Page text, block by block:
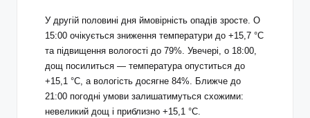
У другій половині дня ймовірність опадів зросте. О
15:00 очікується зниження температури до +15,7 °С
та підвищення вологості до 79%. Увечері, о 18:00,
дощ посилиться — температура опуститься до
+15,1 °С, а вологість досягне 84%. Ближче до
21:00 погодні умови залишатимуться схожими:
невеликий дощ і приблизно +15,1 °С.